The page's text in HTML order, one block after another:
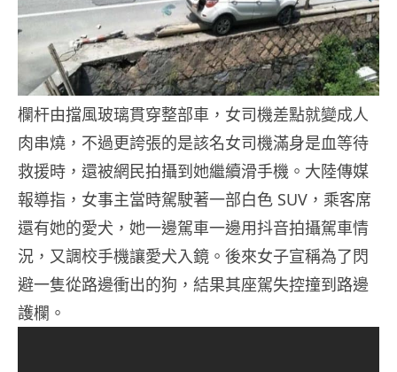
欄杆由擋風玻璃貫穿整部車，女司機差點就變成人
肉串燒，不過更誇張的是該名女司機滿身是血等待
救援時，還被網民拍攝到她繼續滑手機。大陸傳媒
報導指，女事主當時駕駛著一部白色 SUV，乘客席
還有她的愛犬，她一邊駕車一邊用抖音拍攝駕車情
況，又調校手機讓愛犬入鏡。後來女子宣稱為了閃
避一隻從路邊衝出的狗，結果其座駕失控撞到路邊
護欄。